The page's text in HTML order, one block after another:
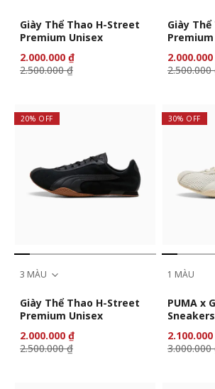
Giày Thể Thao H-Street
Premium Unisex
2.000.000 ₫
2.500.000 ₫
Giày
2.500.000
20% OFF
3 MÀU
Giày Thể Thao H-Street
Premium Unisex
2.000.000 ₫
2.500.000 ₫
30% OFF
1 MÀU
PUMA x
3.000.000